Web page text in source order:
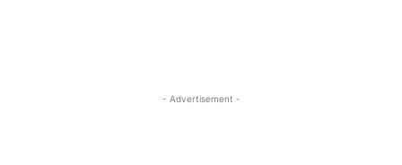
- Advertisement -